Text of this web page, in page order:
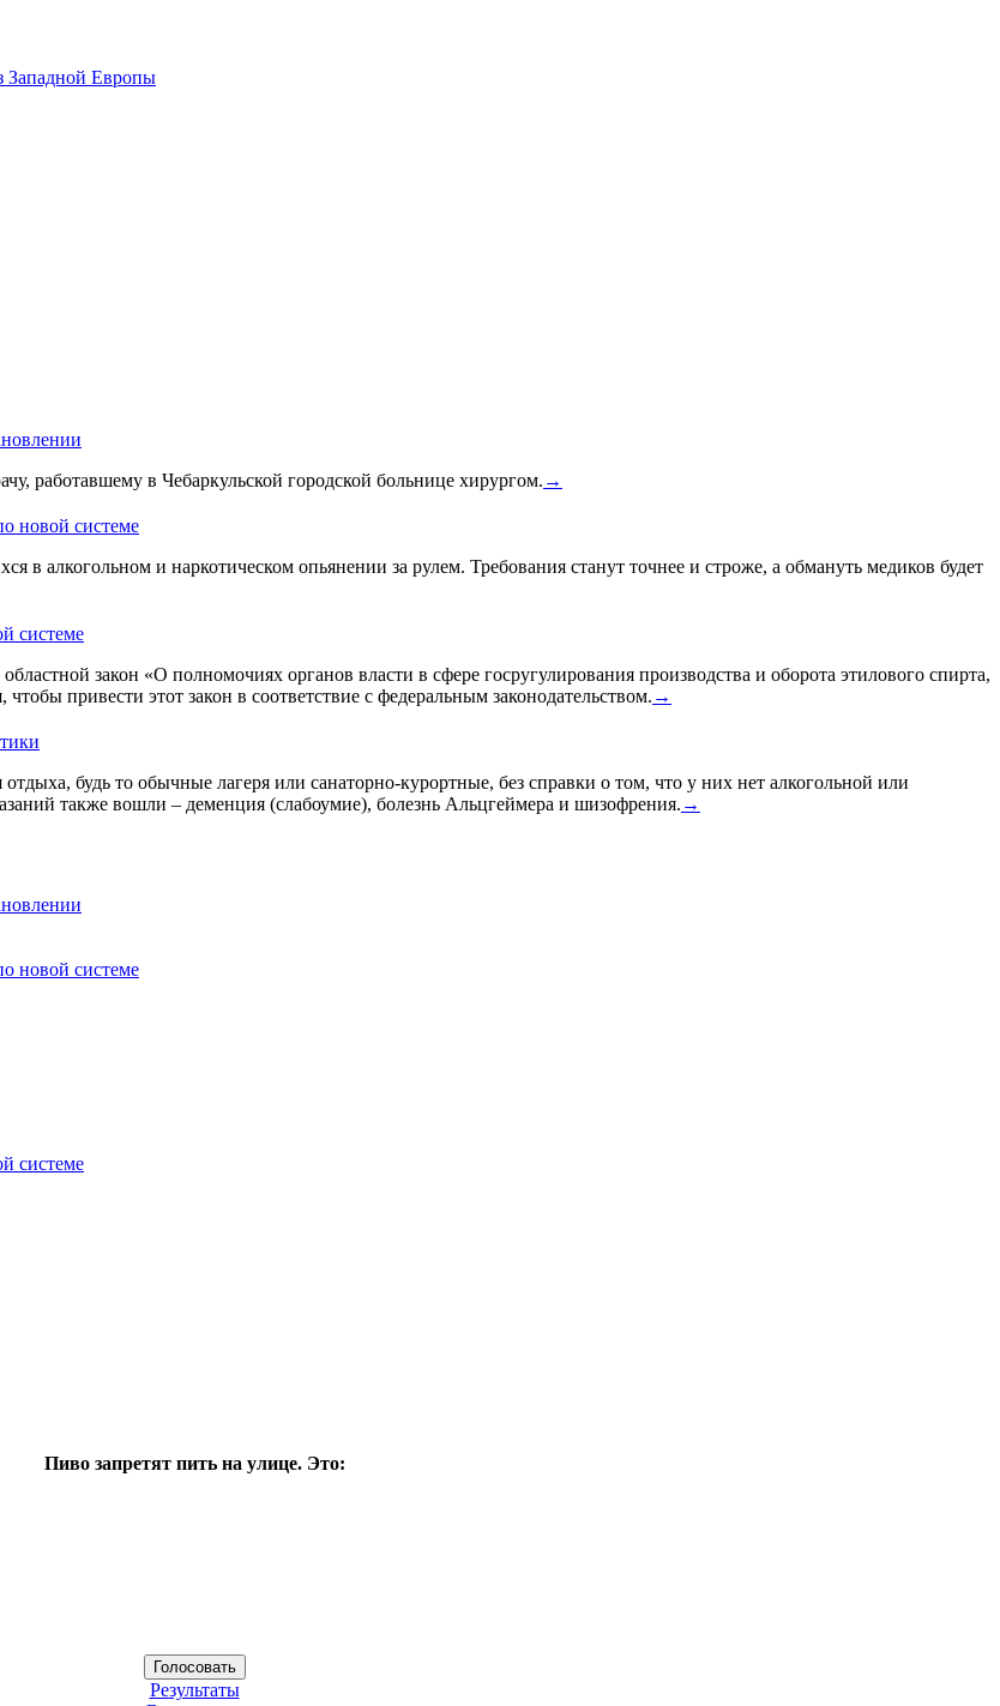
Западной Европы
работавшему в Чебаркульской городской больнице хирургом. →
новой системе
в алкогольном и наркотическом опьянении за рулем. Требования станут точнее и строже, а обмануть медиков будет
системе
закон «О полномочиях органов власти в сфере госругулирования производства и оборота этилового спирта,
привести этот закон в соответствие с федеральным законодательством. →
будь то обычные лагеря или санаторно-курортные, без справки о том, что у них нет алкогольной или
также вошли – деменция (слабоумие), болезнь Альцгеймера и шизофрения. →
новой системе
системе
Пиво запретят пить на улице. Это:
Результаты